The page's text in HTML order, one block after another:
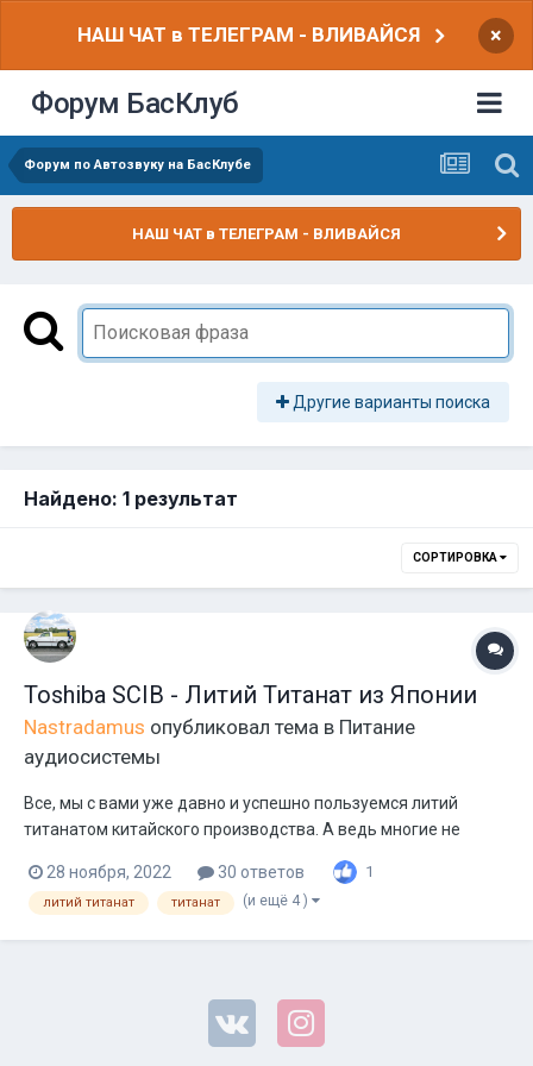
НАШ ЧАТ в ТЕЛЕГРАМ - ВЛИВАЙСЯ ×
Форум БасКлуб
Форум по Автозвуку на БасКлубе
НАШ ЧАТ в ТЕЛЕГРАМ - ВЛИВАЙСЯ
Другие варианты поиска
Найдено: 1 результат
СОРТИРОВКА
Toshiba SCIB - Литий Титанат из Японии
Nastradamus опубликовал тема в Питание
аудиосистемы
Все, мы с вами уже давно и успешно пользуемся литий
титанатом китайского производства. А ведь многие не
является компания Тошиба, которая запустила эту
технологию в производство еще в 2007 году. Свои
28 ноября, 2022 30 ответов 1
литий титанат титанат (и ещё 4 )